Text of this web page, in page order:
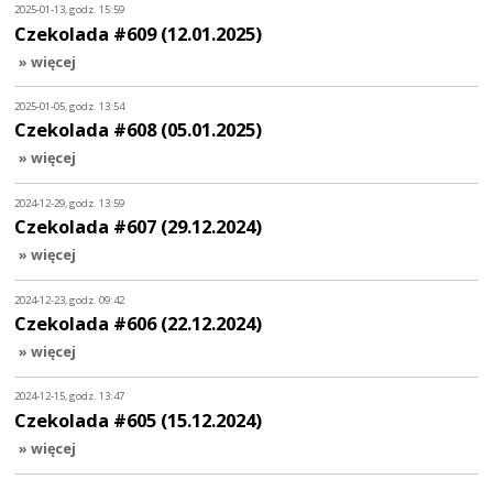
2025-01-13, godz. 15:59
Czekolada #609 (12.01.2025)
» więcej
2025-01-05, godz. 13:54
Czekolada #608 (05.01.2025)
» więcej
2024-12-29, godz. 13:59
Czekolada #607 (29.12.2024)
» więcej
2024-12-23, godz. 09:42
Czekolada #606 (22.12.2024)
» więcej
2024-12-15, godz. 13:47
Czekolada #605 (15.12.2024)
» więcej